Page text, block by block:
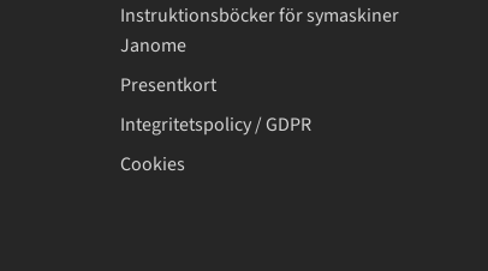
Instruktionsböcker för symaskiner
Janome
Presentkort
Integritetspolicy / GDPR
Cookies